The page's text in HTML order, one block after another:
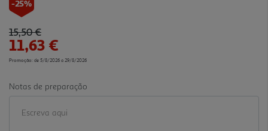
-25%
Price reduced from
15,50 €to
11,63 €
Promoção: de 5/8/2026 a 29/8/2026
Notas de preparação